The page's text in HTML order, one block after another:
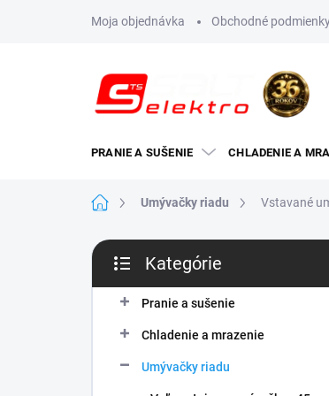
Moja objednávka Obchodné
PRANIE A SUŠENIE CHLADENIE A
DomovUmývačky riadu Vstavané
B
č
kategórie
Kategórie
Pranie a sušenie
Chladenie a mrazenie
Umývačky riadu